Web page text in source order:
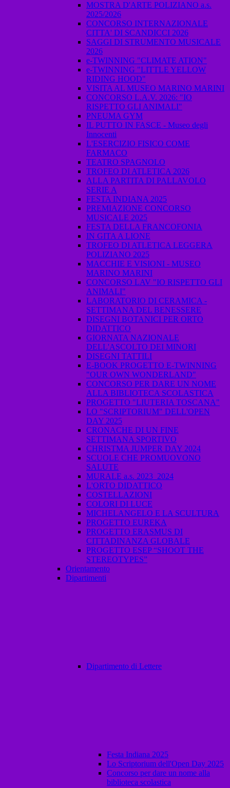
MOSTRA D'ARTE POLIZIANO a.s.
2025/2026
CONCORSO INTERNAZIONALE
CITTA' DI SCANDICCI 2026
SAGGI DI STRUMENTO MUSICALE
2026
e-TWINNING "CLIMATE ATION"
e-TWINNING "LITTLE YELLOW
RIDING HOOD"
VISITA AL MUSEO MARINO MARINI
CONCORSO L.A.V. 2026: "IO
RISPETTO GLI ANIMALI"
PNEUMA GYM
IL PUTTO IN FASCE - Museo degli
Innocenti
L'ESERCIZIO FISICO COME
FARMACO
TEATRO SPAGNOLO
TROFEO DI ATLETICA 2026
ALLA PARTITA DI PALLAVOLO
SERIE A
FESTA INDIANA 2025
PREMIAZIONE CONCORSO
MUSICALE 2025
FESTA DELLA FRANCOFONIA
IN GITA A LIONE
TROFEO DI ATLETICA LEGGERA
POLIZIANO 2025
MACCHIE E VISIONI - MUSEO
MARINO MARINI
CONCORSO LAV "IO RISPETTO GLI
ANIMALI"
LABORATORIO DI CERAMICA -
SETTIMANA DEL BENESSERE
DISEGNI BOTANICI PER ORTO
DIDATTICO
GIORNATA NAZIONALE
DELL'ASCOLTO DEI MINORI
DISEGNI TATTILI
E-BOOK PROGETTO E-TWINNING
"OUR OWN WONDERLAND"
CONCORSO PER DARE UN NOME
ALLA BIBLIOTECA SCOLASTICA
PROGETTO "LIUTERIA TOSCANA"
LO "SCRIPTORIUM" DELL'OPEN
DAY 2025
CRONACHE DI UN FINE
SETTIMANA SPORTIVO
CHRISTMA JUMPER DAY 2024
SCUOLE CHE PROMUOVONO
SALUTE
MURALE a.s. 2023_2024
L'ORTO DIDATTICO
COSTELLAZIONI
COLORI DI LUCE
MICHELANGELO E LA SCULTURA
PROGETTO EUREKA
PROGETTO ERASMUS DI
CITTADINANZA GLOBALE
PROGETTO ESEP “SHOOT THE
STEREOTYPES”
Orientamento
Dipartimenti
Dipartimento di Lettere
Festa Indiana 2025
Lo Scriptorium dell'Open Day 2025
Concorso per dare un nome alla
biblioteca scolastica